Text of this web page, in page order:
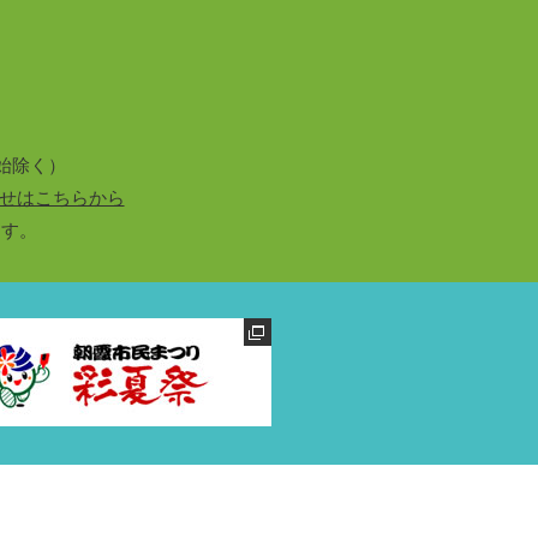
く）
はこちらから
。